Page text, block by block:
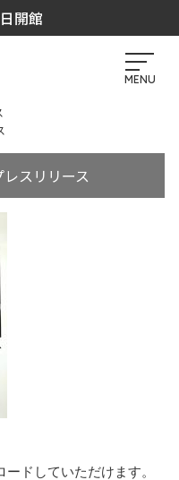
開館
MENU
スリリース
ドしていただけます。